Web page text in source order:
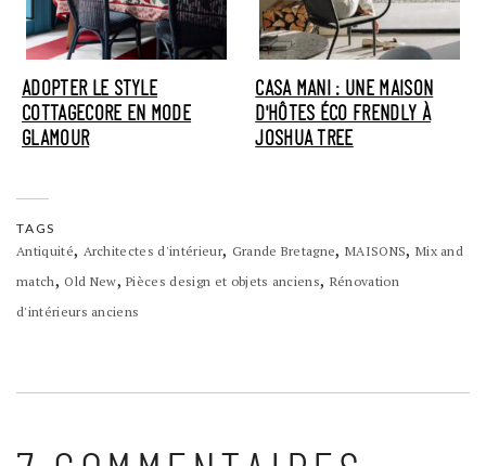
ADOPTER LE STYLE
COTTAGECORE EN MODE
GLAMOUR
CASA MANI : UNE MAISON
D'HÔTES ÉCO FRENDLY À
JOSHUA TREE
TAGS
Antiquité, Architectes d'intérieur, Grande Bretagne, MAISONS, Mix and
match, Old New,Pièces design et objets anciens, Rénovation
d'intérieurs anciens